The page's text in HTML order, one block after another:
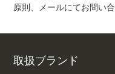
原則、メールにてお問い
取扱ブランド